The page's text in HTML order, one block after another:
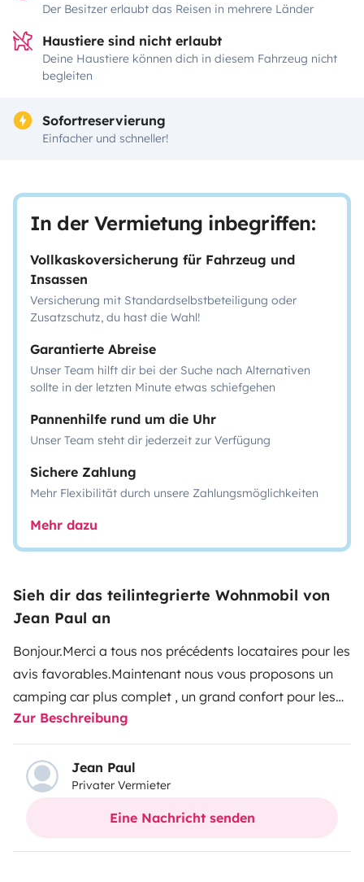
Der Besitzer erlaubt das Reisen in mehrere Länder
Haustiere sind nicht erlaubt
Deine Haustiere können dich in diesem Fahrzeug nicht
begleiten
Sofortreservierung
Einfacher und schneller!
In der Vermietung inbegriffen:
Vollkaskoversicherung für Fahrzeug und
Insassen
Versicherung mit Standardselbstbeteiligung oder
Zusatzschutz, du hast die Wahl!
Garantierte Abreise
Unser Team hilft dir bei der Suche nach Alternativen
sollte in der letzten Minute etwas schiefgehen
Pannenhilfe rund um die Uhr
Unser Team steht dir jederzeit zur Verfügung
Sichere Zahlung
Mehr Flexibilität durch unsere Zahlungsmöglichkeiten
Mehr dazu
Sieh dir das teilintegrierte Wohnmobil von
Jean Paul an
Bonjour.Merci a tous nos précédents locataires pour les
avis favorables.Maintenant nous vous proposons un
camping car plus complet , un grand confort pour les
longs trajets, équipés pour 4 personnes, avec douche
et wc séparés.*Possibilité de se garer chez nous lors de
la location*2 lits (140x200) .
votre disposition pour venir vous chercher à l'aéroport
de Bordeaux Mérignac, où à la gare ferroviaire de
contacter pour tous renseignements complémentaires.
Zur Beschreibung
Jean Paul
Privater Vermieter
Eine Nachricht senden